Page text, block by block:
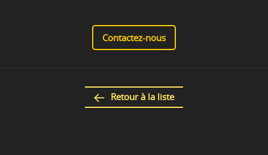
Contactez-nous
Retour à la liste